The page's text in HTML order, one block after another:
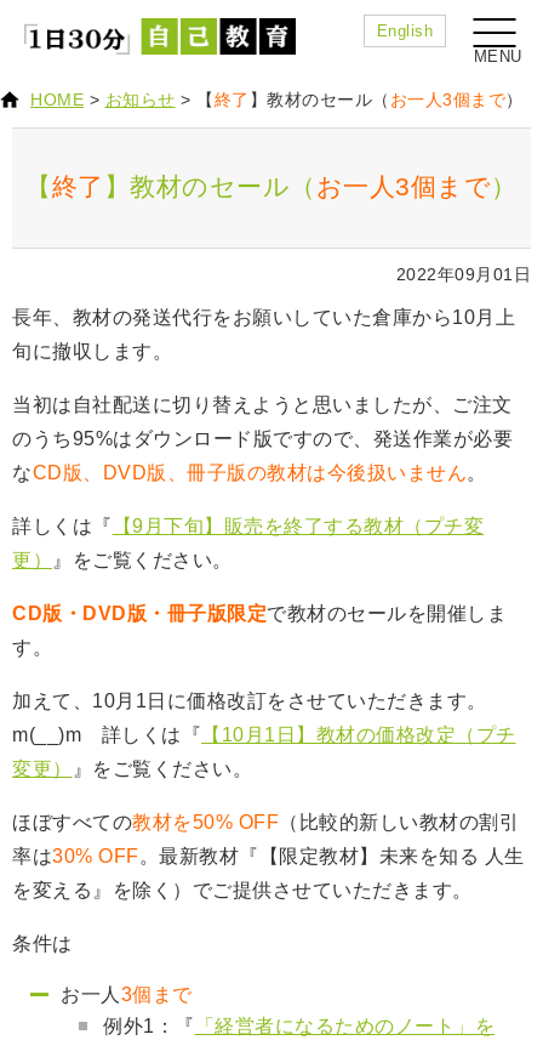
English
HOME > お知らせ > 【終了 】教材のセール（ お一人3個まで）
【終了 】教材のセール（ お一人3個まで）
2022年09月01日
長年、教材の発送代行をお願いしていた倉庫から10月上
旬に撤収します。
当初は自社配送に切り替えようと思いましたが、ご注文
のうち95%はダウンロード版ですので、発送作業が必要
なCD版、DVD版、冊子版の教材は今後扱いません。
詳しくは『 【9月下旬】販売を終了する教材（プチ変
更）
』をご覧ください。
CD版・DVD版・ 冊子版限定で教材のセールを開催しま
す。
加えて、10月1日に価格改訂をさせていただきます。
m(__)m 詳しくは『 【10月1日】教材の価格改定（プチ
変更）
』をご覧ください。
ほぼすべての教材を50% OFF （比較的新しい教材の割引
率は30% OFF。最新教材『【限定教材】未来を知る 人生
を変える』を除く）でご提供させていただきます。
条件は
お一人 3個まで
例外1：『 「経営者になるためのノート」を